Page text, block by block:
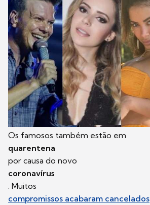
Os famosos também estão em
quarentena
por causa do novo
coronavírus
. Muitos
compromissos acabaram cancelados